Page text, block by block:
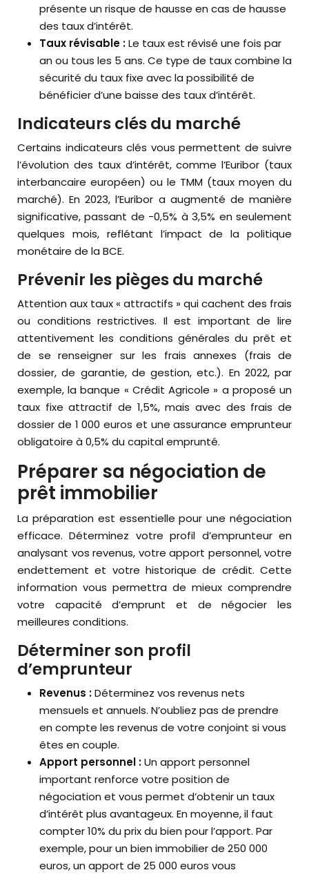
présente un risque de hausse en cas de hausse
des taux d’intérêt.
Taux révisable :Le taux est révisé une fois par
an ou tous les 5 ans. Ce type de taux combine la
sécurité du taux fixe avec la possibilité de
bénéficier d’une baisse des taux d’intérêt.
Indicateurs clés du marché
Certains indicateurs clés vous permettent de suivre
l’évolution des taux d’intérêt, comme l’Euribor (taux
interbancaire européen) ou le TMM (taux moyen du
marché). En 2023, l’Euribor a augmenté de manière
significative, passant de -0,5% à 3,5% en seulement
quelques mois, reflétant l’impact de la politique
monétaire de la BCE.
Prévenir les pièges du marché
Attention aux taux « attractifs » qui cachent des frais
ou conditions restrictives. Il est important de lire
attentivement les conditions générales du prêt et
de se renseigner sur les frais annexes (frais de
dossier, de garantie, de gestion, etc.). En 2022, par
exemple, la banque « Crédit Agricole » a proposé un
taux fixe attractif de 1,5%, mais avec des frais de
dossier de 1 000 euros et une assurance emprunteur
obligatoire à 0,5% du capital emprunté.
Préparer sa négociation de
prêt immobilier
La préparation est essentielle pour une négociation
efficace. Déterminez votre profil d’emprunteur en
analysant vos revenus, votre apport personnel, votre
endettement et votre historique de crédit. Cette
information vous permettra de mieux comprendre
votre capacité d’emprunt et de négocier les
meilleures conditions.
Déterminer son profil
d’emprunteur
Revenus :Déterminez vos revenus nets
mensuels et annuels. N’oubliez pas de prendre
en compte les revenus de votre conjoint si vous
êtes en couple.
Apport personnel :Un apport personnel
important renforce votre position de
négociation et vous permet d’obtenir un taux
d’intérêt plus avantageux. En moyenne, il faut
compter 10% du prix du bien pour l’apport. Par
exemple, pour un bien immobilier de 250 000
euros, un apport de 25 000 euros vous